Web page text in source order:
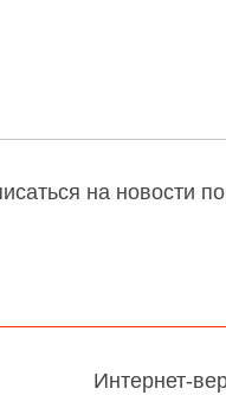
на новости
Интернет-